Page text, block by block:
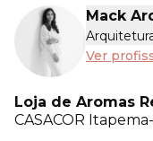
Mack
Ver
Loja de Aromas
CASACOR